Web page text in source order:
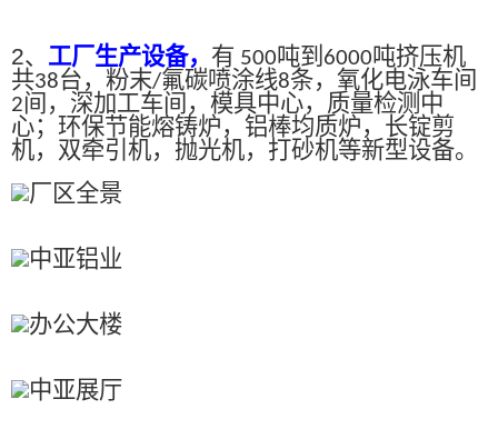
2、 工厂生产设备， 有 500吨到 6000吨挤压机
共38台，粉末/氟碳喷涂线8条，氧化电泳车间
2间，深加工车间，模具中心，质量检测中
心；环保节能熔铸炉，铝棒均质炉，长锭剪
机，双牵引机，抛光机，打砂机等新型设备。